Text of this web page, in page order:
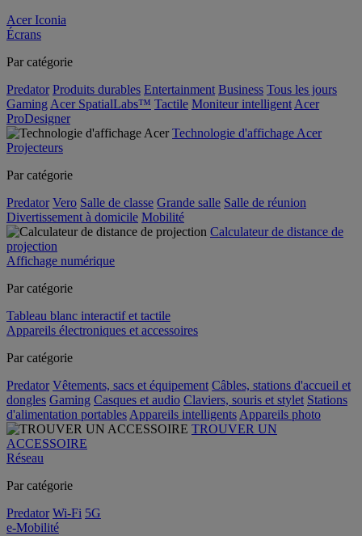
Acer Iconia
Écrans
Par catégorie
Predator Produits durables Entertainment Business Tous les jours
Gaming Acer SpatialLabs™ Tactile Moniteur intelligent Acer
ProDesigner
Technologie d'affichage Acer
Projecteurs
Par catégorie
Predator Vero Salle de classe Grande salle Salle de réunion
Divertissement à domicile Mobilité
Calculateur de distance de
projection
Affichage numérique
Par catégorie
Tableau blanc interactif et tactile
Appareils électroniques et accessoires
Par catégorie
Predator Vêtements, sacs et équipement Câbles, stations d'accueil et
dongles Gaming Casques et audio Claviers, souris et stylet Stations
d'alimentation portables Appareils intelligents Appareils photo
TROUVER UN
ACCESSOIRE
Réseau
Par catégorie
Predator Wi-Fi 5G
e-Mobilité